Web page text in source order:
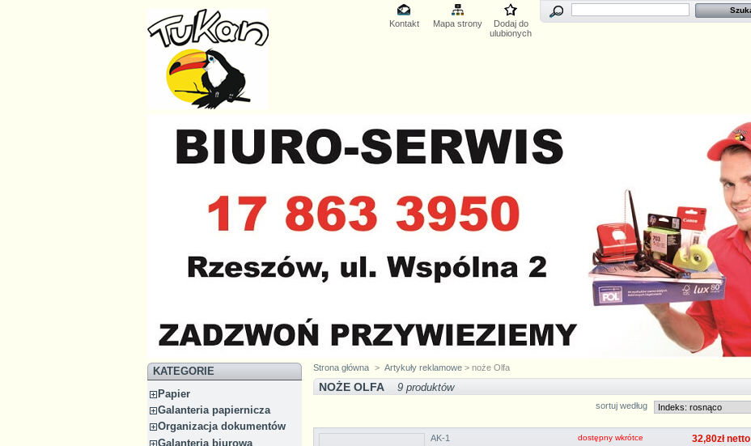
Kontakt Mapa strony
Dodaj do
ulubionych
KATEGORIE
Papier
Galanteria papiernicza
Organizacja dokumentów
Galanteria biurowa
Strona główna > Artykuły reklamowe > noże Olfa
NOŻE OLFA 9 produktów
sortuj według
dostępny wkrótce
AK-1 32,80zł netto